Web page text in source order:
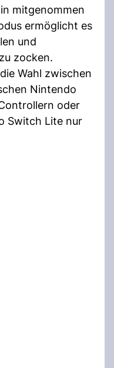
mitgenommen
ermöglicht es
und
zocken.
Wahl zwischen
Nintendo
oder
Switch Lite nur